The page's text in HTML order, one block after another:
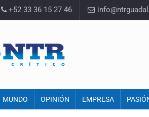
+52 33 36 15 27 46
MUNDO OPINIÓN EMPRESA